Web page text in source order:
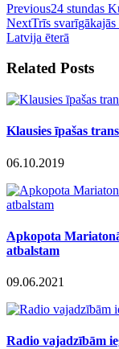
Previous24 stundas
NextTrīs
Latvija ēterā
Related Posts
Klausies īpašas
06.10.2019
Apkopota
atbalstam
09.06.2021
Radio vajadzībām